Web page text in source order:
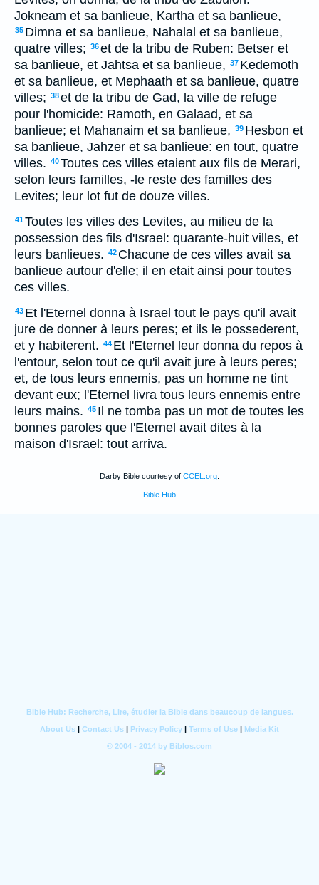
Jokneam et sa banlieue, Kartha et sa banlieue,
35 Dimna et sa banlieue, Nahalal et sa banlieue,
quatre villes; 36et de la tribu de Ruben: Betser et
sa banlieue, et Jahtsa et sa banlieue, 37 Kedemoth
et sa banlieue, et Mephaath et sa banlieue, quatre
villes; 38et de la tribu de Gad, la ville de refuge
pour l'homicide: Ramoth, en Galaad, et sa
banlieue; et Mahanaim et sa banlieue, 39 Hesbon et
sa banlieue, Jahzer et sa banlieue: en tout, quatre
villes. 40Toutes ces villes etaient aux fils de Merari,
selon leurs familles, -le reste des familles des
Levites; leur lot fut de douze villes.
41Toutes les villes des Levites, au milieu de la
possession des fils d'Israel: quarante-huit villes, et
leurs banlieues. 42 Chacune de ces villes avait sa
banlieue autour d'elle; il en etait ainsi pour toutes
ces villes.
43 Et l'Eternel donna à Israel tout le pays qu'il avait
jure de donner à leurs peres; et ils le possederent,
et y habiterent. 44 Et l'Eternel leur donna du repos à
l'entour, selon tout ce qu'il avait jure à leurs peres;
et, de tous leurs ennemis, pas un homme ne tint
devant eux; l'Eternel livra tous leurs ennemis entre
leurs mains. 45 Il ne tomba pas un mot de toutes les
bonnes paroles que l'Eternel avait dites à la
maison d'Israel: tout arriva.
Darby Bible courtesy of CCEL.org
Bible Hub